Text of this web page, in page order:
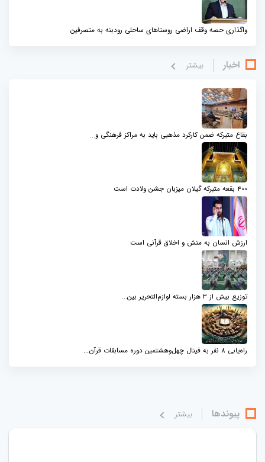
واگذاری حصه وقف اراضی روستاهای ساحلی رودبنه به متصرفین
اخبار بيشتر
بقاع متبرکه ضمن کارکرد مذهبی باید به مراکز فرهنگی و...
400 بقعه متبرکه گیلان میزبان جشن ولادت است
ارزش انسان به منش و اخلاق قرآنی است
توزیع بیش از ۳ هزار بسته لوازم‌التحریر بین...
راه‌یابی ۸ نفر به فینال چهل‌وهشتمین دوره مسابقات قرآن...
پیوندها بيشتر